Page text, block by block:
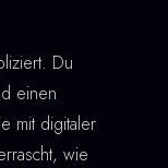
Du
einen
mit digitaler
wie